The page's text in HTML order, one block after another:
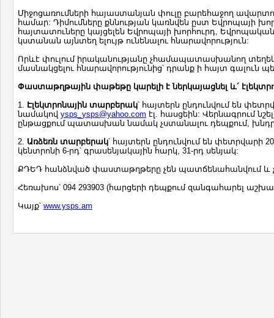
Միջոցառումների հայաստանյան փուլը բարեհաջող
համար: Դիմումները քննության կառնվեն ըստ Եվրոպայի
հայտատուները կայցելեն Եվրոպայի խորհուրդ,
կստանան այնտեղ ելույթ ունենալու հնարավորություն:
Որևէ փուլում իրականությանը չհամապատասխանող
մասնակցելու հնարավորությունից՝ դրանք ի հայտ գալուն
Փաստաթղթային փաթեթը կարելի է ներկայացնել և´
1. Էլեկտրոնային տարբերակ՝ հայտերն ընդունվում են
նամակով ysps_ysps@yahoo.com էլ. հասցեին: Վերնագրում
ընթացքում պատասխան նամակ չստանալու դեպքում,
2. Առձեռն տարբերակ՝ հայտերն ընդունվում են փետրվարի
կենտրոնի 6-րդ՝ գրասենյակային հարկ, 31-րդ սենյակ:
ՔԴԵԴ հանձնված փաստաթղթերը չեն պատճենահանվում և
Հեռախոս՝ 094 293903 (հարցերի դեպքում զանգահարել
Կայք՝ www.ysps.am